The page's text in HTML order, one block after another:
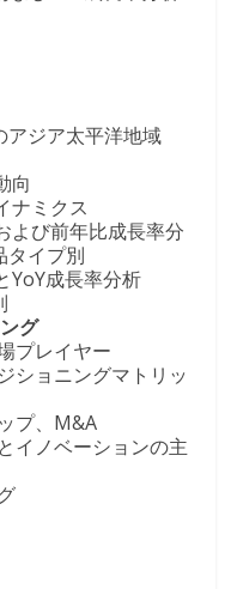
アジア太平洋地域
向
ナミクス
よび前年比成長率分
タイプ別
YoY成長率分析
グ
プレイヤー
ショニングマトリッ
プ、M&A
イノベーションの主